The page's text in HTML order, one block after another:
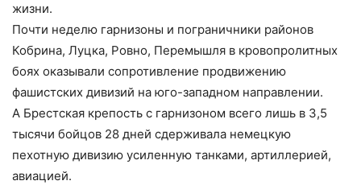
жизни.
Почти неделю гарнизоны и пограничники районов
Кобрина, Луцка, Ровно, Перемышля в кровопролитных
боях оказывали сопротивление продвижению
фашистских дивизий на юго-западном направлении.
А Брестская крепость с гарнизоном всего лишь в 3,5
тысячи бойцов 28 дней сдерживала немецкую
пехотную дивизию усиленную танками, артиллерией,
авиацией.